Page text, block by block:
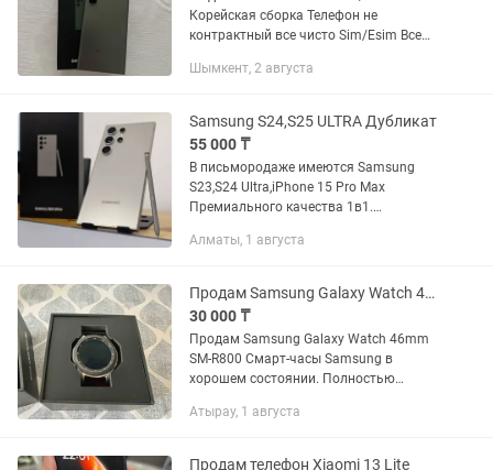
Корейская сборка Телефон не
контрактный все чисто Sim/Esim Все
было,не вскрывался все в родне корпус
Шымкент, 2 августа
Samsung S24,S25 ULTRA Дубликат
55 000 ₸
В письмородаже имеются Samsung
S23,S24 Ultra,iPhone 15 Pro Max
Премиального качества 1в1.
гиг-64гиг Камера 12
мегапикселей Face Id работает...
Алматы, 1 августа
Продам Samsung Galaxy Watch 46mm
30 000 ₸
Продам Samsung Galaxy Watch 46mm
SM-R800 Смарт-часы Samsung в
хорошем состоянии. Полностью
обычного использования на корпусе.
Атырау, 1 августа
Продам телефон Xiaomi 13 Lite